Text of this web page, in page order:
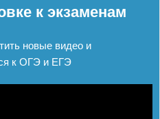
к экзаменам
новые видео и
к ОГЭ и ЕГЭ